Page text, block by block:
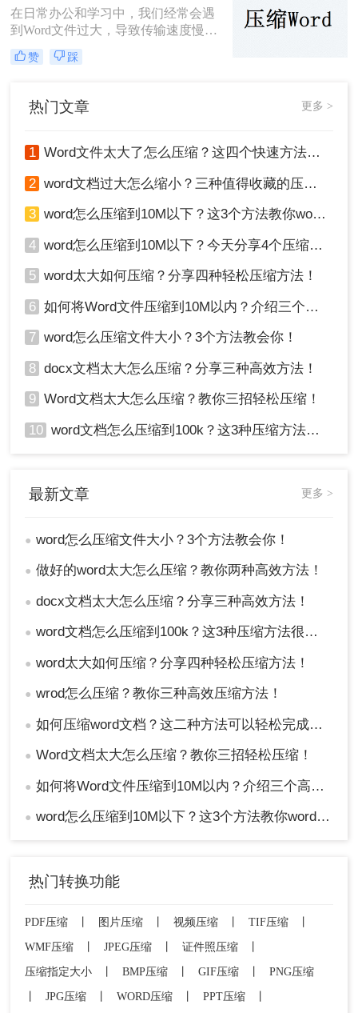
在日常办公和学习中，我们经常会遇
到Word文件过大，导致传输速度慢、
存储空间不足等问题。那么Word怎么
压缩呢？本文将详细介绍三种压缩
减小文件大小。
赞 踩
热门文章 更多 >
1 Word文件太大了怎么压缩？这四个快速方法值得试试！
2 word文档过大怎么缩小？三种值得收藏的压缩方法推荐给大家！
3 word怎么压缩到10M以下？这3个方法教你word压缩文件大小
4 word怎么压缩到10M以下？今天分享4个压缩方法！
5 word太大如何压缩？分享四种轻松压缩方法！
6 如何将Word文件压缩到10M以内？介绍三个高效的方法！
7 word怎么压缩文件大小？3个方法教会你！
8 docx文档太大怎么压缩？分享三种高效方法！
9 Word文档太大怎么压缩？教你三招轻松压缩！
10 word文档怎么压缩到100k？这3种压缩方法很实用！
最新文章 更多 >
● word怎么压缩文件大小？3个方法教会你！
● 做好的word太大怎么压缩？教你两种高效方法！
● docx文档太大怎么压缩？分享三种高效方法！
● word文档怎么压缩到100k？这3种压缩方法很实用！
● word太大如何压缩？分享四种轻松压缩方法！
● wrod怎么压缩？教你三种高效压缩方法！
● 如何压缩word文档？这二种方法可以轻松完成压缩！
● Word文档太大怎么压缩？教你三招轻松压缩！
● 如何将Word文件压缩到10M以内？介绍三个高效的方法！
● word怎么压缩到10M以下？这3个方法教你word压缩文件大小
热门转换功能
PDF压缩 图片压缩 视频压缩 TIF压缩
WMF压缩
JPEG压缩 证件照压缩
压缩指定大小
BMP压缩 GIF压缩
PNG压缩
JPG压缩 WORD压缩 PPT压缩